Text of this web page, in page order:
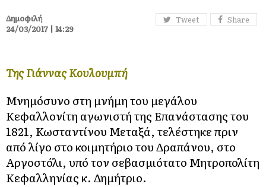
Tweet Share
Δημοφιλή
24/03/2017 | 14:29
Της Γιάννας Κουλουμπή
Μνημόσυνο στη μνήμη του μεγάλου
Κεφαλλονίτη αγωνιστή της Επανάστασης του
1821, Κωσταντίνου Μεταξά, τελέστηκε πριν
από λίγο στο κοιμητήριο του Δραπάνου, στο
Αργοστόλι, υπό τον σεβασμιότατο Μητροπολίτη
Κεφαλληνίας κ. Δημήτριο.